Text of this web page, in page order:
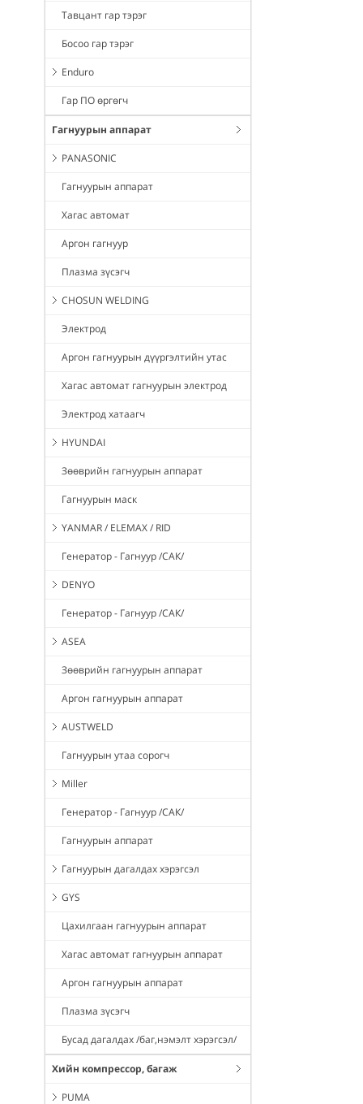
Тавцант гар тэрэг
Босоо гар тэрэг
Enduro
Гар ПО өргөгч
Гагнуурын аппарат
PANASONIC
Гагнуурын аппарат
Хагас автомат
Аргон гагнуур
Плазма зүсэгч
CHOSUN WELDING
Электрод
Аргон гагнуурын дүүргэлтийн утас
Хагас автомат гагнуурын электрод
Электрод хатаагч
HYUNDAI
Зөөврийн гагнуурын аппарат
Гагнуурын маск
YANMAR / ELEMAX / RID
Генератор - Гагнуур /САК/
DENYO
Генератор - Гагнуур /САК/
ASEA
Зөөврийн гагнуурын аппарат
Аргон гагнуурын аппарат
AUSTWELD
Гагнуурын утаа сорогч
Miller
Генератор - Гагнуур /САК/
Гагнуурын аппарат
Гагнуурын дагалдах хэрэгсэл
GYS
Цахилгаан гагнуурын аппарат
Хагас автомат гагнуурын аппарат
Аргон гагнуурын аппарат
Плазма зүсэгч
Бусад дагалдах /баг,нэмэлт хэрэгсэл/
Хийн компрессор, багаж
PUMA